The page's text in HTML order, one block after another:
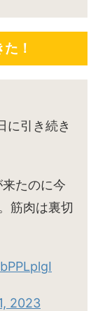
！
に引き続き
たのに今
筋肉は裏切
2023